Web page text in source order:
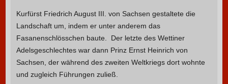
Kurfürst Friedrich August III. von Sachsen gestaltete die
Landschaft um, indem er unter anderem das
Fasanenschlösschen baute. Der letzte des Wettiner
Adelsgeschlechtes war dann Prinz Ernst Heinrich von
Sachsen, der während des zweiten Weltkriegs dort wohnte
und zugleich Führungen zuließ.